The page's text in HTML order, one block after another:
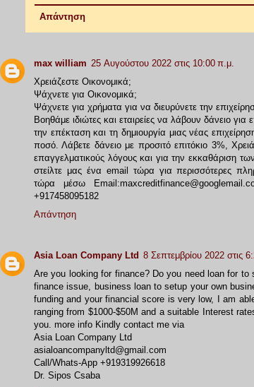
Απάντηση
max william 25 Αυγούστου 2022 στις 10:00 π.μ.
Χρειάζεστε Οικονομικά;
Ψάχνετε για Οικονομικά;
Ψάχνετε για χρήματα για να διευρύνετε την
Βοηθάμε ιδιώτες και εταιρείες να λάβουν δάνειο για
την επέκταση και τη δημιουργία μιας νέας
ποσό. Λάβετε δάνειο με προσιτό επιτόκιο 3%,
επαγγελματικούς λόγους και για την εκκαθάριση
στείλτε μας ένα email τώρα για περισσότερες
τώρα μέσω
+917458095182
Απάντηση
Asia Loan Company Ltd 8 Σεπτεμβρίου 2022 στις
Are you looking for finance? Do you need loan for
finance issue, business loan to setup your own
funding and your financial score is very low, I am
ranging from $1000-$50M and a suitable Interest
you. more info Kindly contact me via
Asia Loan Company Ltd
asialoancompanyltd@gmail.com
Call/Whats-App +919319926618
Dr. Sipos Csaba